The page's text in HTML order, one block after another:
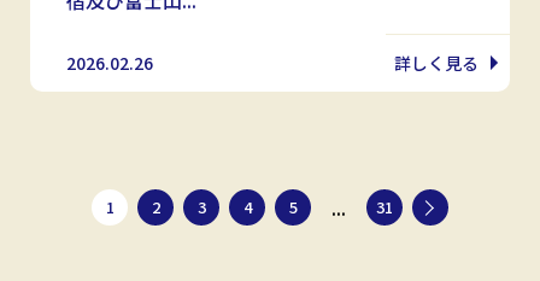
2026.02.26 詳しく見る
1 2 3 4 5 ... 31